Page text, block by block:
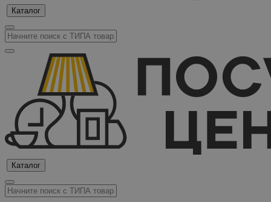
Каталог
Каталог